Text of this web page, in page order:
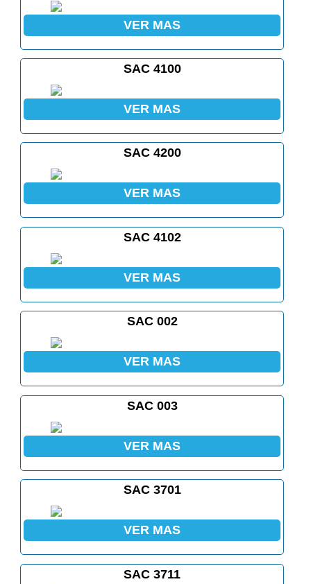
VER MAS
SAC 4100
VER MAS
SAC 4200
VER MAS
SAC 4102
VER MAS
SAC 002
VER MAS
SAC 003
VER MAS
SAC 3701
VER MAS
SAC 3711